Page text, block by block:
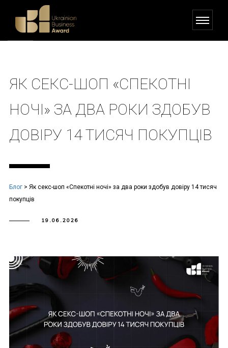
ЯК СЕКС-ШОП «СПЕКОТНІ
НОЧІ» ЗА ДВА РОКИ ЗДОБУВ
ДОВІРУ 14 ТИСЯЧ ПОКУПЦІВ
Блог> Як секс-шоп «Спекотні ночі» за два роки здобув довіру 14 тисяч
покупців
19.06.2026